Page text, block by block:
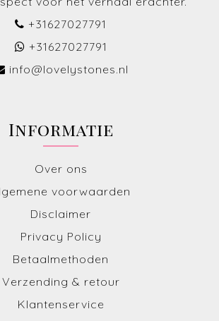
+31627027791
+31627027791
info@lovelystones.nl
Informatie
Over ons
voorwaarden
Disclaimer
Privacy Policy
Betaalmethoden
Verzending & retour
Klantenservice